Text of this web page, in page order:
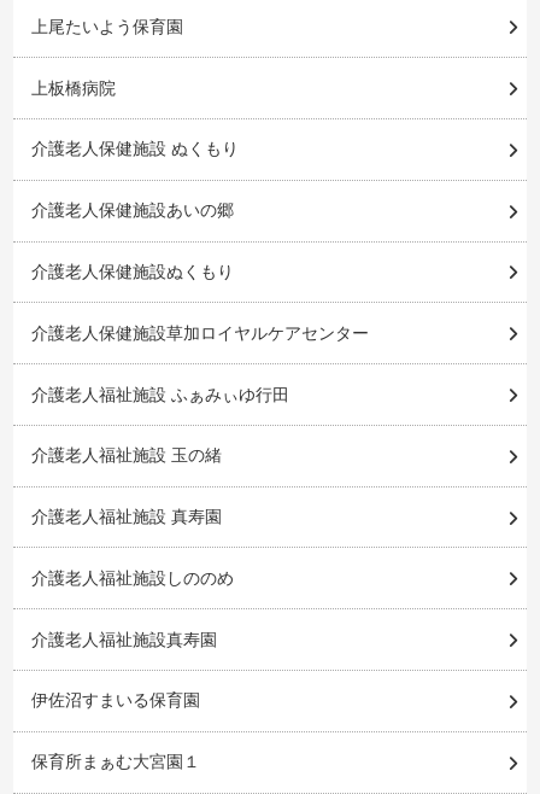
上尾たいよう保育園
上板橋病院
介護老人保健施設 ぬくもり
介護老人保健施設あいの郷
介護老人保健施設ぬくもり
介護老人保健施設草加ロイヤルケアセンター
介護老人福祉施設 ふぁみぃゆ行田
介護老人福祉施設 玉の緒
介護老人福祉施設 真寿園
介護老人福祉施設しののめ
介護老人福祉施設真寿園
伊佐沼すまいる保育園
保育所まぁむ大宮園１